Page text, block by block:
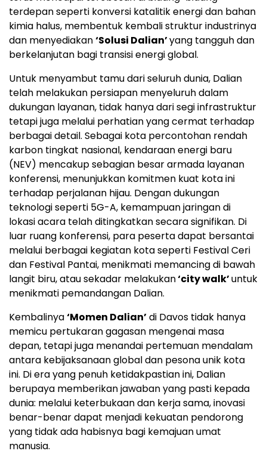
terdepan seperti konversi katalitik energi dan bahan
kimia halus, membentuk kembali struktur industrinya
dan menyediakan‘Solusi Dalian’yang tangguh dan
berkelanjutan bagi transisi energi global.
Untuk menyambut tamu dari seluruh dunia, Dalian
telah melakukan persiapan menyeluruh dalam
dukungan layanan, tidak hanya dari segi infrastruktur
tetapi juga melalui perhatian yang cermat terhadap
berbagai detail. Sebagai kota percontohan rendah
karbon tingkat nasional, kendaraan energi baru
(NEV) mencakup sebagian besar armada layanan
konferensi, menunjukkan komitmen kuat kota ini
terhadap perjalanan hijau. Dengan dukungan
teknologi seperti 5G-A, kemampuan jaringan di
lokasi acara telah ditingkatkan secara signifikan. Di
luar ruang konferensi, para peserta dapat bersantai
melalui berbagai kegiatan kota seperti Festival Ceri
dan Festival Pantai, menikmati memancing di bawah
langit biru, atau sekadar melakukan‘city walk’untuk
menikmati pemandangan Dalian.
Kembalinya‘Momen Dalian’di Davos tidak hanya
memicu pertukaran gagasan mengenai masa
depan, tetapi juga menandai pertemuan mendalam
antara kebijaksanaan global dan pesona unik kota
ini. Di era yang penuh ketidakpastian ini, Dalian
berupaya memberikan jawaban yang pasti kepada
dunia: melalui keterbukaan dan kerja sama, inovasi
benar-benar dapat menjadi kekuatan pendorong
yang tidak ada habisnya bagi kemajuan umat
manusia.